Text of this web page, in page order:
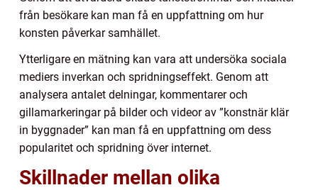
från besökare kan man få en uppfattning om hur
konsten påverkar samhället.
Ytterligare en mätning kan vara att undersöka sociala
mediers inverkan och spridningseffekt. Genom att
analysera antalet delningar, kommentarer och
gillamarkeringar på bilder och videor av ”konstnär klär
in byggnader” kan man få en uppfattning om dess
popularitet och spridning över internet.
Skillnader mellan olika